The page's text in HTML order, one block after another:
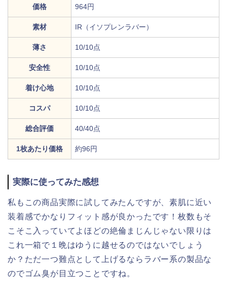
価格 964円
素材 IR（イソプレンラバー）
薄さ 10/10点
安全性 10/10点
着け心地 10/10点
コスパ 10/10点
総合評価 40/40点
1枚あたり価格 約96円
実際に使ってみた感想
私もこの商品実際に試してみたんですが、素肌に近い
装着感でかなりフィット感が良かったです！枚数もそ
こそこ入っていてよほどの絶倫まじんじゃない限りは
これ一箱で１晩はゆうに越せるのではないでしょう
か？ただ一つ難点として上げるならラバー系の製品な
のでゴム臭が目立つことですね。